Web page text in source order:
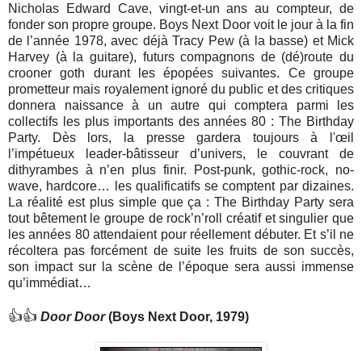
Nicholas Edward Cave, vingt-et-un ans au compteur, de
fonder son propre groupe. Boys Next Door voit le jour à la fin
de l’année 1978, avec déjà Tracy Pew (à la basse) et Mick
Harvey (à la guitare), futurs compagnons de (dé)route du
crooner goth durant les épopées suivantes. Ce groupe
prometteur mais royalement ignoré du public et des critiques
donnera naissance à un autre qui comptera parmi les
collectifs les plus importants des années 80 : The Birthday
Party. Dès lors, la presse gardera toujours à l'œil
l’impétueux leader-bâtisseur d’univers, le couvrant de
dithyrambes à n’en plus finir. Post-punk, gothic-rock, no-
wave, hardcore… les qualificatifs se comptent par dizaines.
La réalité est plus simple que ça : The Birthday Party sera
tout bêtement le groupe de rock’n’roll créatif et singulier que
les années 80 attendaient pour réellement débuter. Et s’il ne
récoltera pas forcément de suite les fruits de son succès,
son impact sur la scène de l’époque sera aussi immense
qu’immédiat…
👍👍 Door Door (Boys Next Door, 1979)